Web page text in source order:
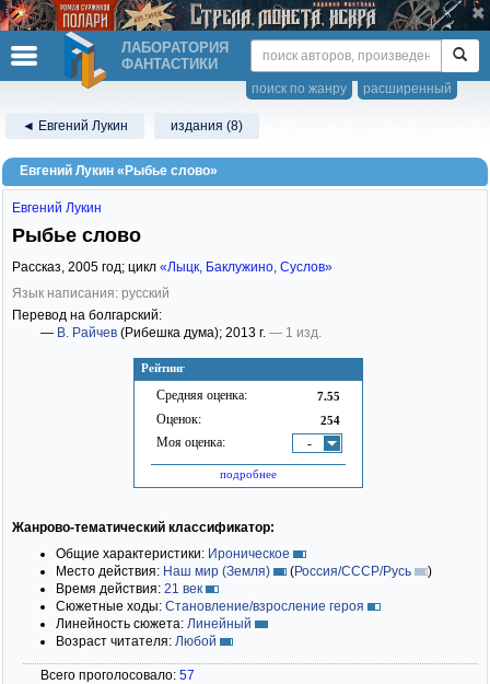
ЛАБОРАТОРИЯ
ФАНТАСТИКИ
расширенный
поиск по жанру
◄ Евгений Лукин издания (8)
Евгений Лукин «Рыбье слово»
Рейтинг
Средняя оценка: 7.55
Оценок: 254
Моя оценка: -
подробнее
Евгений Лукин
Рыбье слово
Рассказ, 2005 год; цикл «Лыцк, Баклужино, Суслов»
Язык написания: русский
Перевод на болгарский:
— В. Райчев (Рибешка дума); 2013 г. — 1 изд.
Жанрово-тематический классификатор:
Общие характеристики: Ироническое
Место действия: Наш мир (Земля) (Россия/СССР/Русь
)
Время действия: 21 век
Сюжетные ходы: Становление/взросление героя
Линейность сюжета: Линейный
Возраст читателя: Любой
Всего проголосовало: 57